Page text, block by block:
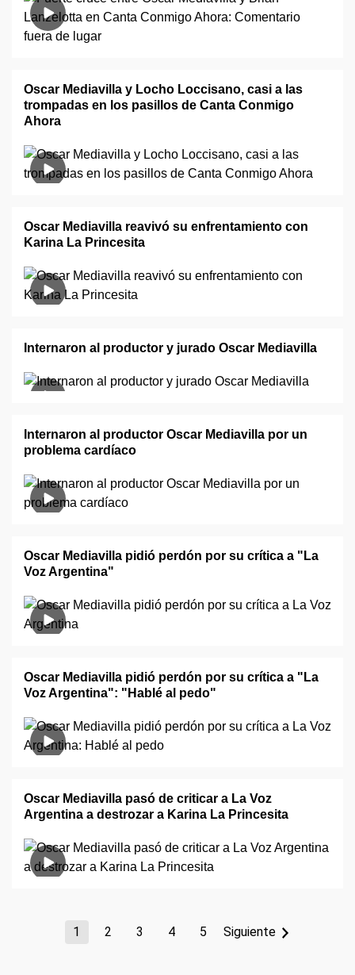
Oscar Mediavilla y Locho Loccisano, casi a las
trompadas en los pasillos de Canta Conmigo
Ahora
Oscar Mediavilla reavivó su enfrentamiento con
Karina La Princesita
Internaron al productor y jurado Oscar Mediavilla
Internaron al productor Oscar Mediavilla por un
problema cardíaco
Oscar Mediavilla pidió perdón por su crítica a "La
Voz Argentina"
Oscar Mediavilla pidió perdón por su crítica a "La
Voz Argentina": "Hablé al pedo"
Oscar Mediavilla pasó de criticar a La Voz
Argentina a destrozar a Karina La Princesita
1 2 3 4 5 Siguiente